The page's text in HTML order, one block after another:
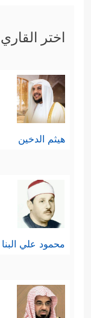
اختر
هيثم الدخين
محمود علي البنا